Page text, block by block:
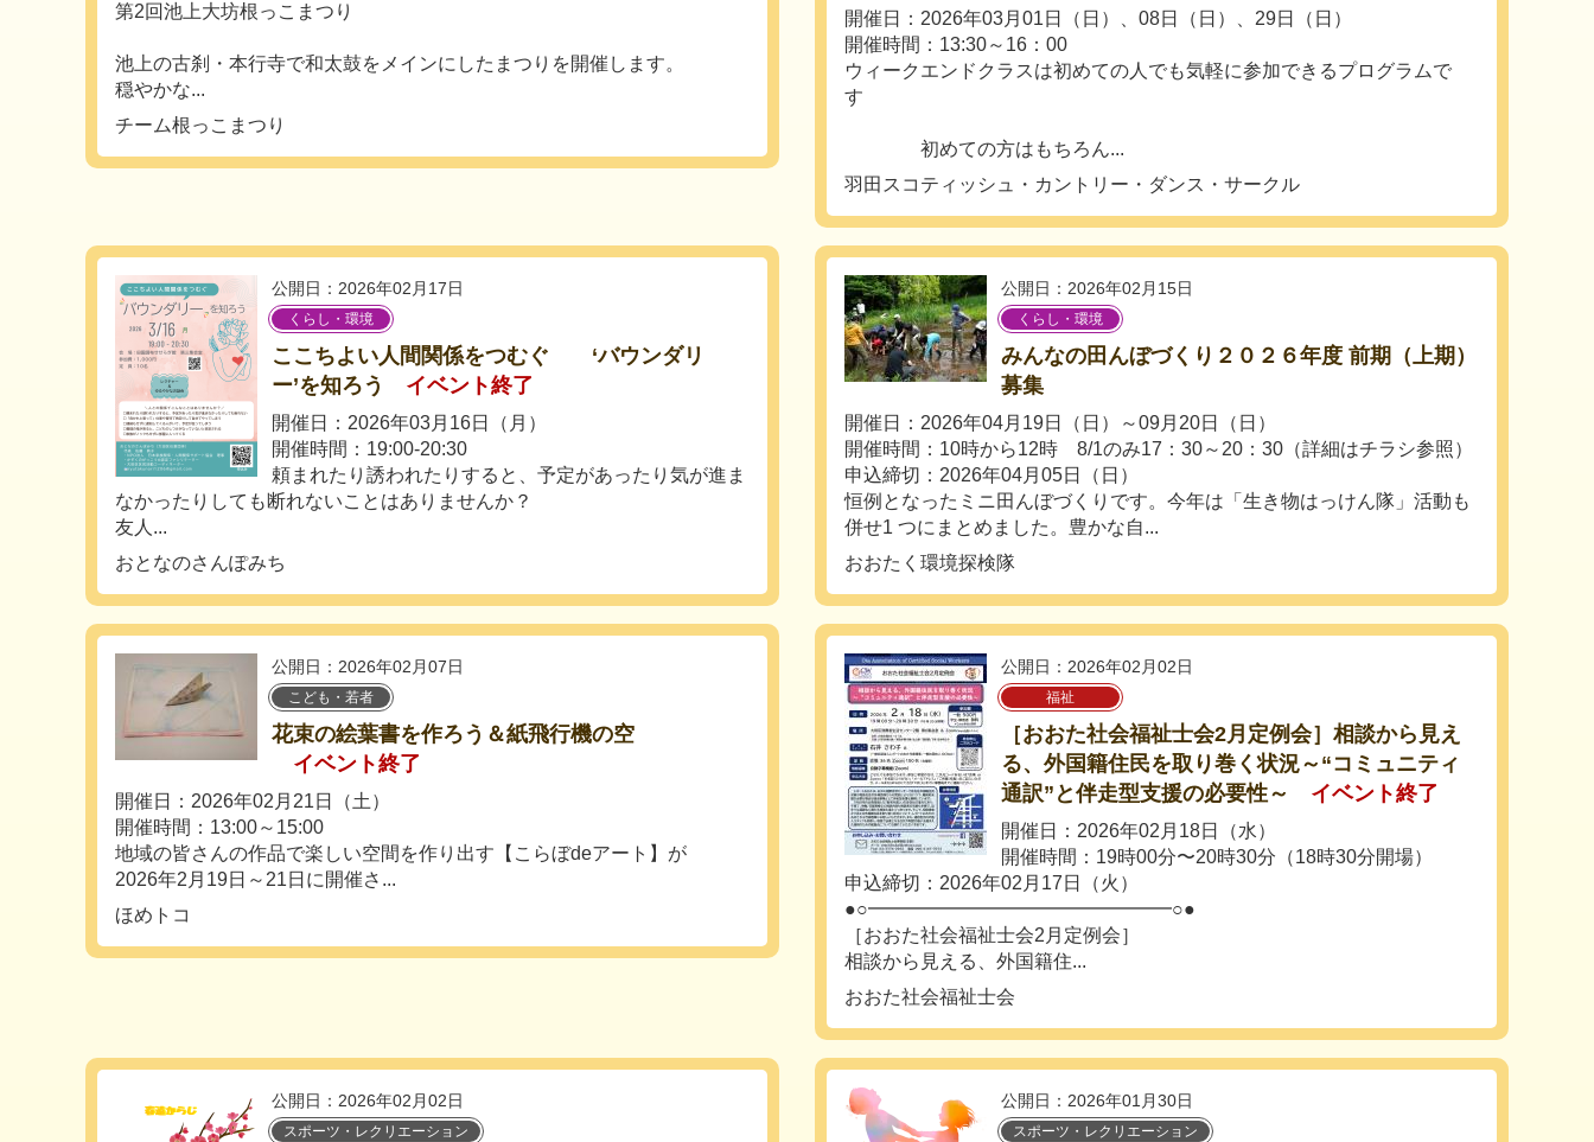
第2回池上大坊根っこまつり
池上の古刹・本行寺で和太鼓をメインにしたまつりを開催します。
穏やかな...
チーム根っこまつり
開催日：2026年03月01日（日）、08日（日）、29日（日）
開催時間：13:30～16：00
ウィークエンドクラスは初めての人でも気軽に参加できるプログラムで
す
初めての方はもちろん...
羽田スコティッシュ・カントリー・ダンス・サークル
公開日：2026年02月17日
くらし・環境
ここちよい人間関係をつむぐ ‘バウンダリ
ー’を知ろう
イベント終了
開催日：2026年03月16日（月）
開催時間：19:00-20:30
頼まれたり誘われたりすると、予定があったり気が進ま
なかったりしても断れないことはありませんか？
友人...
おとなのさんぽみち
公開日：2026年02月15日
くらし・環境
みんなの田んぼづくり２０２６年度 前期（上期）
募集
開催日：2026年04月19日（日）～09月20日（日）
開催時間：10時から12時 8/1のみ17：30～20：30（詳細はチラシ参照）
申込締切：2026年04月05日（日）
恒例となったミニ田んぼづくりです。今年は「生き物はっけん隊」活動も
併せ1 つにまとめました。豊かな自...
おおたく環境探検隊
公開日：2026年02月07日
こども・若者
花束の絵葉書を作ろう＆紙飛行機の空
イベント終了
開催日：2026年02月21日（土）
開催時間：13:00～15:00
地域の皆さんの作品で楽しい空間を作り出す【こらぼdeアート】が
2026年2月19日～21日に開催さ...
ほめトコ
公開日：2026年02月02日
福祉
［おおた社会福祉士会2月定例会］相談から見え
る、外国籍住民を取り巻く状況～“コミュニティ
通訳”と伴走型支援の必要性～
イベント終了
開催日：2026年02月18日（水）
開催時間：19時00分〜20時30分（18時30分開場）
申込締切：2026年02月17日（火）
●○━━━━━━━━━━━━━━━━○●
［おおた社会福祉士会2月定例会］
相談から見える、外国籍住...
おおた社会福祉士会
公開日：2026年02月02日
スポーツ・レクリエーション
公開日：2026年01月30日
スポーツ・レクリエーション